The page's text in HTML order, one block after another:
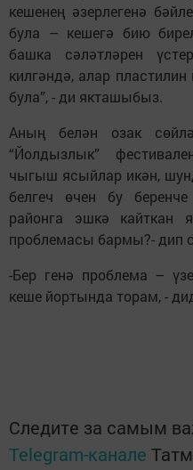
кешенең әзерлегенә
була – кешегә бию
башка сәләтләрен
килгәндә, алар
була”, - ди якташыбыз.
Аның белән озак
“Йолдызлык”
чыгыш ясыйлар икән,
белгеч өчен бу
районга эшкә кайткан
проблемасы бармы?-
-Бер генә проблема –
кеше йортында торам, -
Следите за самым
Telegram-канале